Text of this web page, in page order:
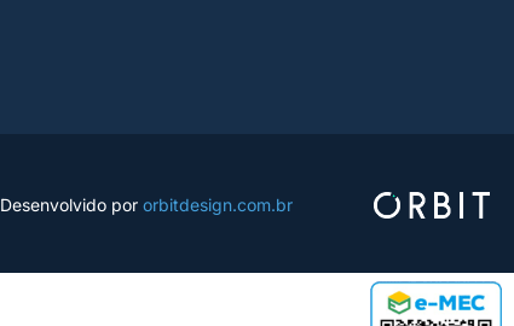
Desenvolvido pororbitdesign.com.br